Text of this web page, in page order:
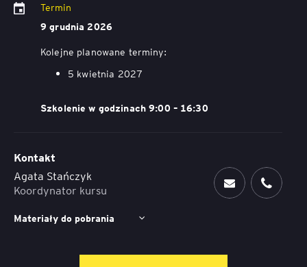
Termin
9 grudnia 2026
Kolejne planowane terminy:
5 kwietnia 2027
Szkolenie w godzinach 9:00 – 16:30
Kontakt
Agata Stańczyk
Koordynator kursu
Materiały do pobrania